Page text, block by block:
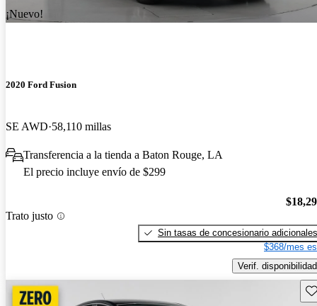
¡Nuevo!
2020 Ford Fusion
SE AWD 58,110 millas
Transferencia a la tienda a Baton Rouge, LA
El precio incluye envío de $299
Trato justo
Sin tasas de concesionario adicionales
$368/mes
Verif. disponibilidad